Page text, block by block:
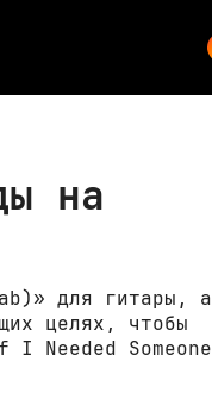
на
для гитары, а
целях, чтобы
I Needed Someone